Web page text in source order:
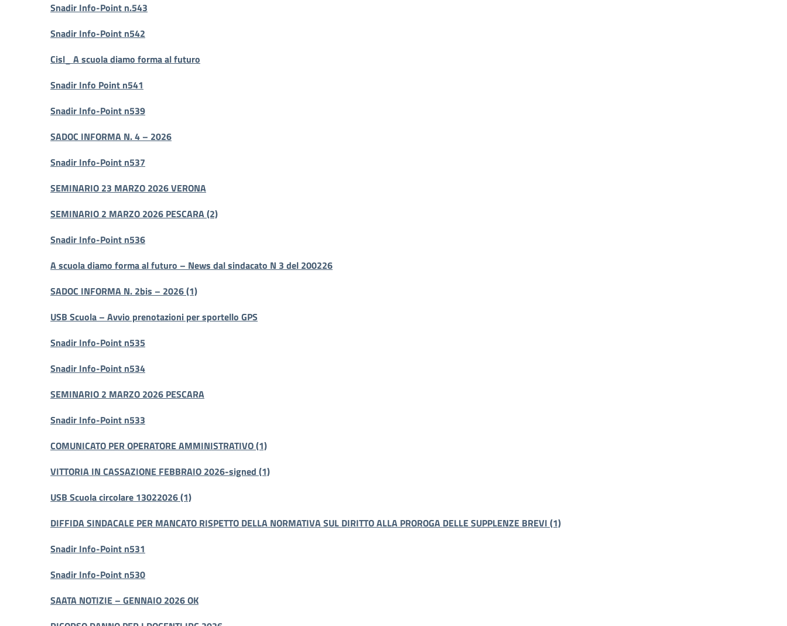
Snadir Info-Point n.543
Snadir Info-Point n542
Cisl_ A scuola diamo forma al futuro
Snadir Info Point n541
Snadir Info-Point n539
SADOC INFORMA N. 4 – 2026
Snadir Info-Point n537
SEMINARIO 23 MARZO 2026 VERONA
SEMINARIO 2 MARZO 2026 PESCARA (2)
Snadir Info-Point n536
A scuola diamo forma al futuro – News dal sindacato N 3 del 200226
SADOC INFORMA N. 2bis – 2026 (1)
USB Scuola – Avvio prenotazioni per sportello GPS
Snadir Info-Point n535
Snadir Info-Point n534
SEMINARIO 2 MARZO 2026 PESCARA
Snadir Info-Point n533
COMUNICATO PER OPERATORE AMMINISTRATIVO (1)
VITTORIA IN CASSAZIONE FEBBRAIO 2026-signed (1)
USB Scuola circolare 13022026 (1)
DIFFIDA SINDACALE PER MANCATO RISPETTO DELLA NORMATIVA SUL DIRITTO ALLA PROROGA DELLE SUPPLENZE BREVI (1)
Snadir Info-Point n531
Snadir Info-Point n530
SAATA NOTIZIE – GENNAIO 2026 OK